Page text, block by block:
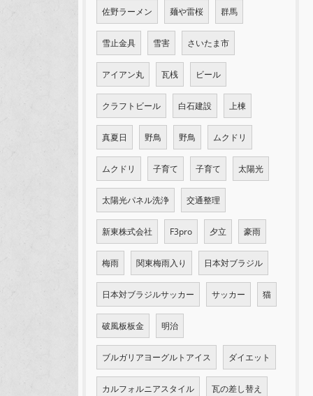
佐野ラーメン 麺や雷桜 群馬
雪止金具 雪害 さいたま市
アイアン丸 瓦桟 ビール
クラフトビール 白石建設 上棟
真夏日 野鳥 野鳥 ムクドリ
ムクドリ 子育て 子育て 太陽光
太陽光パネル洗浄 交通整理
新東株式会社 F3pro 夕立 豪雨
梅雨 関東梅雨入り 日本対ブラジル
日本対ブラジルサッカー サッカー 猫
破風板板金 明治
ブルガリアヨーグルトアイス ダイエット
カルフォルニアスタイル 瓦の差し替え